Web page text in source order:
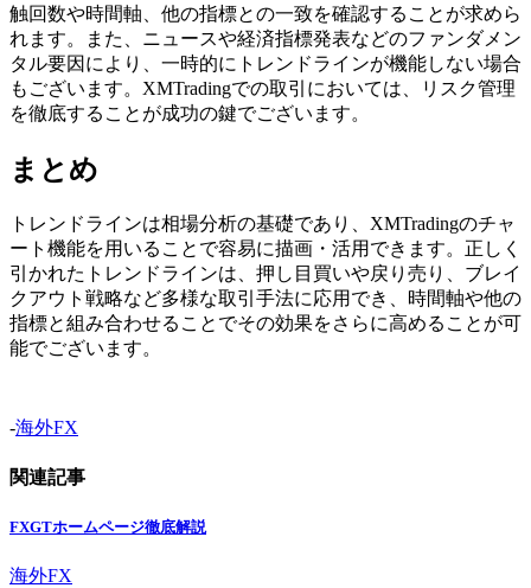
触回数や時間軸、他の指標との一致を確認することが求めら
れます。また、ニュースや経済指標発表などのファンダメン
タル要因により、一時的にトレンドラインが機能しない場合
もございます。XMTradingでの取引においては、リスク管理
を徹底することが成功の鍵でございます。
まとめ
トレンドラインは相場分析の基礎であり、XMTradingのチャ
ート機能を用いることで容易に描画・活用できます。正しく
引かれたトレンドラインは、押し目買いや戻り売り、ブレイ
クアウト戦略など多様な取引手法に応用でき、時間軸や他の
指標と組み合わせることでその効果をさらに高めることが可
能でございます。
-海外FX
関連記事
FXGTホームページ徹底解説
海外FX